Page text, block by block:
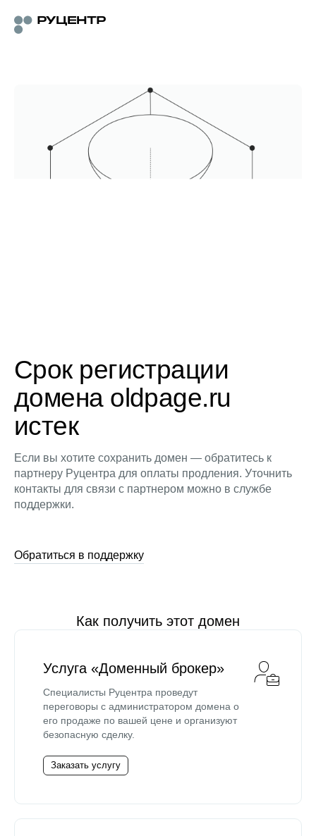
Срок регистрации
домена oldpage.ru
истек
Если вы хотите сохранить домен — обратитесь к
партнеру Руцентра для оплаты продления. Уточнить
контакты для связи с партнером можно в службе
поддержки.
Обратиться в поддержку
Как получить этот домен
Услуга «Доменный брокер»
Специалисты Руцентра проведут
переговоры с администратором домена о
его продаже по вашей цене и организуют
безопасную сделку.
Заказать услугу